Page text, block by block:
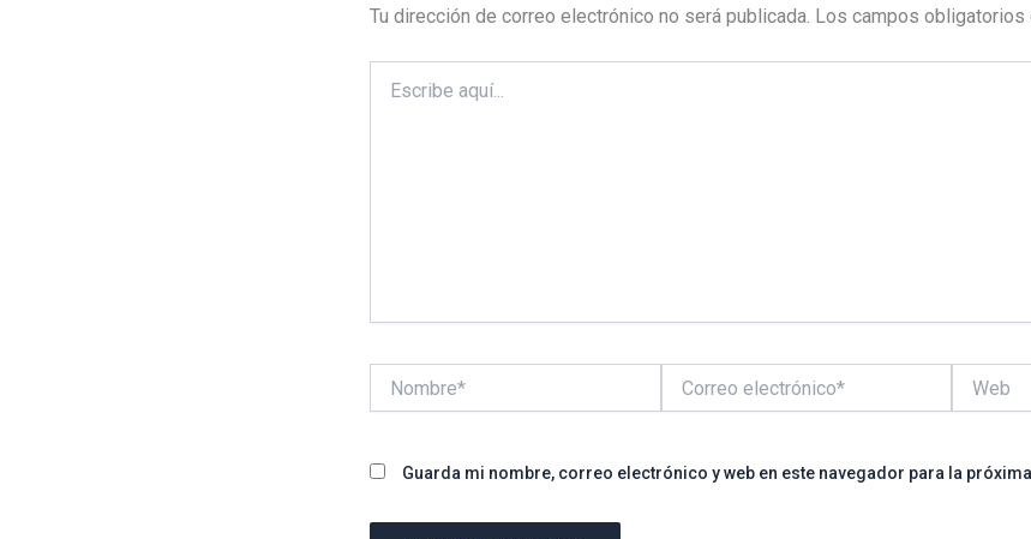
Tu dirección de correo electrónico no será publicada. Los campos obligatorios
aquí...
electrónico*
Guarda mi nombre, correo electrónico y web en este navegador para la